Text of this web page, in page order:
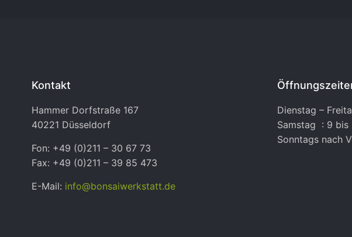
Kontakt
Hammer Dorfstraße 167
40221 Düsseldorf
Fon: +49 (0)211 – 30 67 73
Fax: +49 (0)211 – 39 85 473
E-Mail: info@bonsaiwerkstatt.de
Dienstag –
Samstag : 9 bis
Sonntags nach